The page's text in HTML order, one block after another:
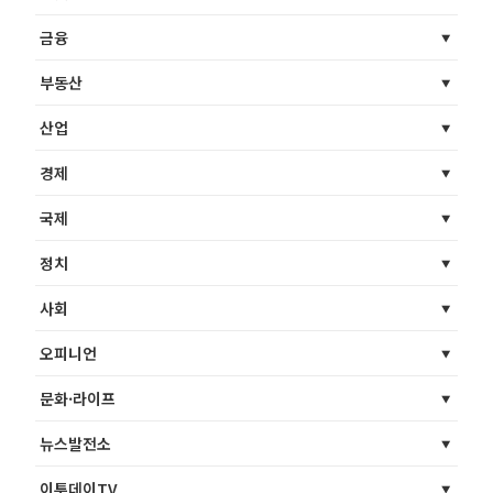
금융
부동산
산업
경제
국제
정치
사회
오피니언
문화·라이프
뉴스발전소
이투데이TV